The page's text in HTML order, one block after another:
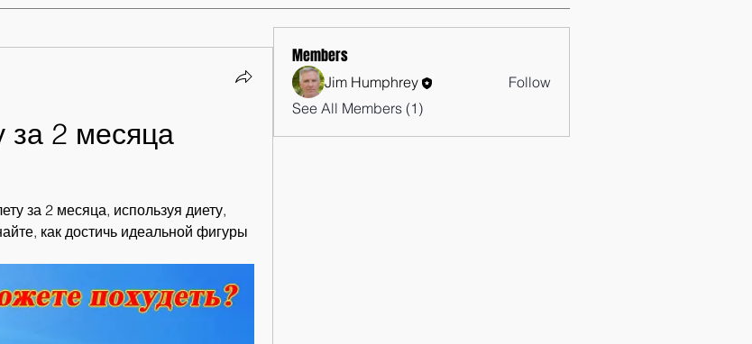
за 2 месяца
за 2 месяца, используя диету,
как достичь идеальной фигуры
Members
Jim Humphrey
Follow
See All Members (1)